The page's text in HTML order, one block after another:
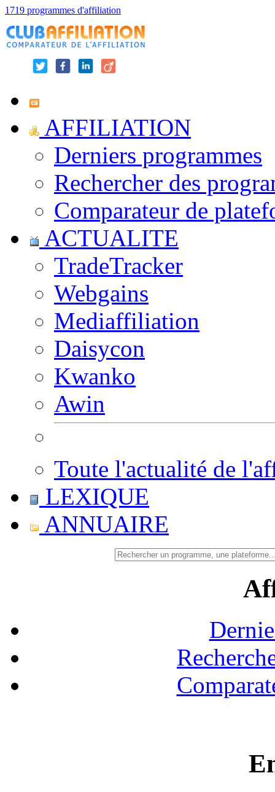
1719 programmes d'affiliation
AFFILIATION
Derniers programmes
Rechercher des
Comparateur de
ACTUALITE
TradeTracker
Webgains
Mediaffiliation
Daisycon
Kwanko
Awin
Toute l'actualité de
LEXIQUE
ANNUAIRE